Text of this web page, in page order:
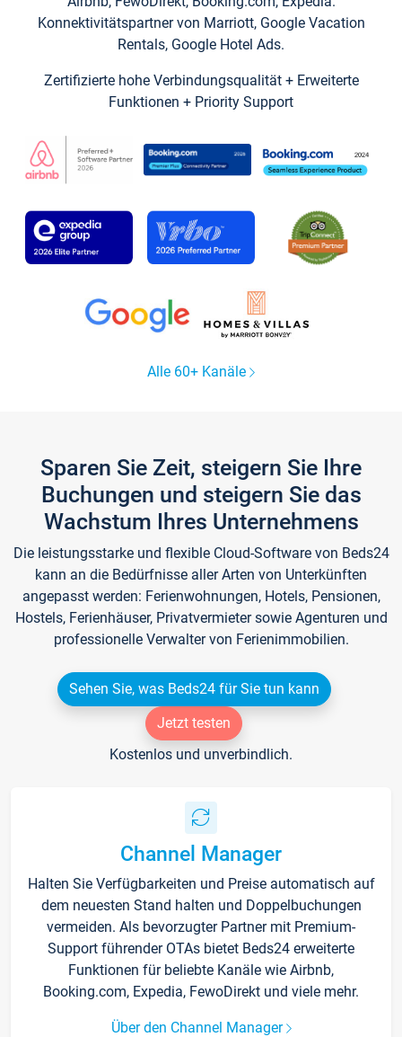
Konnektivitätspartner von Marriott, Google Vacation
Rentals, Google Hotel Ads.
Zertifizierte hohe Verbindungsqualität + Erweiterte
Funktionen + Priority Support
Alle 60+ Kanäle
Sparen Sie Zeit, steigern Sie Ihre
Buchungen und steigern Sie das
Wachstum Ihres Unternehmens
Die leistungsstarke und flexible Cloud-Software von Beds24
kann an die Bedürfnisse aller Arten von Unterkünften
angepasst werden: Ferienwohnungen, Hotels, Pensionen,
Hostels, Ferienhäuser, Privatvermieter sowie Agenturen und
professionelle Verwalter von Ferienimmobilien.
Sehen Sie, was Beds24 für Sie tun kann
Jetzt testen
Kostenlos und unverbindlich.
Channel Manager
Halten Sie Verfügbarkeiten und Preise automatisch auf
dem neuesten Stand halten und Doppelbuchungen
vermeiden. Als bevorzugter Partner mit Premium-
Support führender OTAs bietet Beds24 erweiterte
Funktionen für beliebte Kanäle wie Airbnb,
Booking.com, Expedia, FewoDirekt und viele mehr.
Über den Channel Manager